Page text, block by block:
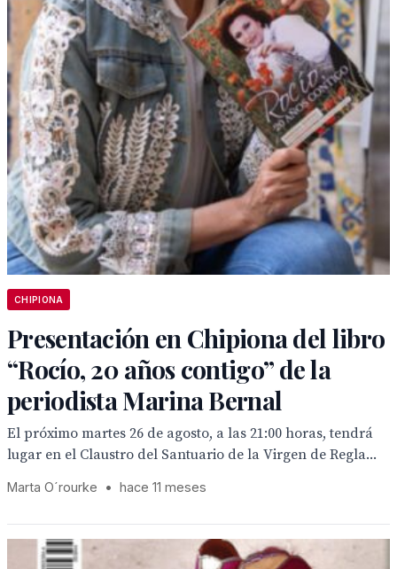
CHIPIONA
Presentación en Chipiona del libro
“Rocío, 20 años contigo” de la
periodista Marina Bernal
El próximo martes 26 de agosto, a las 21:00 horas, tendrá
lugar en el Claustro del Santuario de la Virgen de Regla...
Marta O´rourke • hace 11 meses